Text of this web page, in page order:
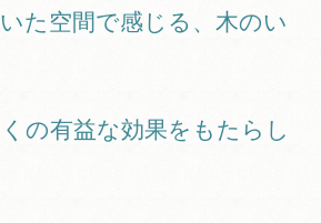
た空間で感じる、木のい
の有益な効果をもたらし